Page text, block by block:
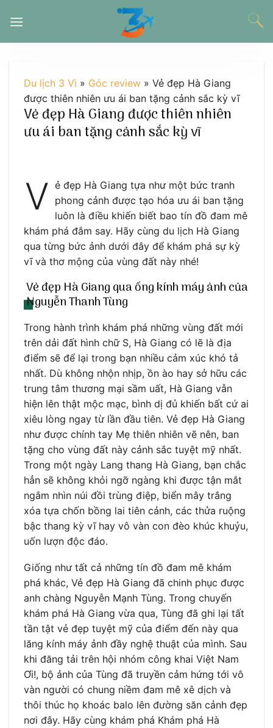
đến
Du lịch 3 Vì » Góc review » Vẻ đẹp Hà Giang
được thiên nhiên ưu ái ban tặng cảnh sắc kỳ vĩ
Vẻ đẹp Hà Giang được thiên nhiên
ưu ái ban tặng cảnh sắc kỳ vĩ
V ẻ đẹp Hà Giang tựa như một bức tranh
phong cảnh được tạo hóa ưu ái ban tặng
luôn là điều khiến biết bao tín đồ đam mê
khám phá đắm say. Hãy cùng du lịch Hà Giang
qua từng bức ảnh dưới đây để khám phá sự kỳ
vĩ và thơ mộng của vùng đất này nhé!
Vẻ đẹp Hà Giang qua ống kính máy ảnh của
Nguyễn Thanh Tùng
Trong hành trình khám phá những vùng đất mới
trên dải đất hình chữ S, Hà Giang có lẽ là địa
điểm sẽ để lại trong bạn nhiều cảm xúc khó tả
nhất. Dù không nhộn nhịp, ồn ào hay sở hữu các
trung tâm thương mại sầm uất, Hà Giang vẫn
hiện lên thật mộc mạc, bình dị đủ khiến bất cứ ai
xiêu lòng ngay từ lần đầu tiên. Vẻ đẹp Hà Giang
như được chính tay Mẹ thiên nhiên vẽ nên, ban
tặng cho vùng đất này cảnh sắc tuyệt mỹ nhất.
Trong một ngày Lang thang Hà Giang, bạn chắc
hẳn sẽ không khỏi ngỡ ngàng khi được tận mắt
ngắm nhìn núi đồi trùng điệp, biển mây trắng
xóa tựa chốn bồng lai tiên cảnh, các thửa ruộng
bậc thang kỳ vĩ hay vô vàn con đèo khúc khuỷu,
uốn lượn độc đáo.
Giống như tất cả những tín đồ đam mê khám
phá khác, Vẻ đẹp Hà Giang đã chinh phục được
anh chàng Nguyễn Mạnh Tùng. Trong chuyến
khám phá Hà Giang vừa qua, Tùng đã ghi lại tất
tần tật vẻ đẹp tuyệt mỹ của điểm đến này qua
lăng kính máy ảnh đầy nghệ thuật của mình. Sau
khi đăng tải trên hội nhóm công khai Việt Nam
Ơi!, bộ ảnh của Tùng đã truyền cảm hứng tới vô
vàn người có chung niềm đam mê xê dịch và
thôi thúc họ khoác balo lên đường săn cảnh đẹp
nơi đây. Hãy cùng khám phá Khám phá Hà